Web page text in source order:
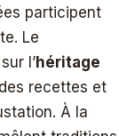
participent
Le
l’héritage
des recettes et
À la